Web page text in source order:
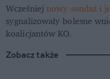
Wcześniej nowy sondaż i
sygnalizowały bolesne
koalicjantów KO.
Zobacz także